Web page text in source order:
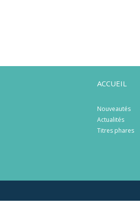
ACCUEIL
Nouveautés
Actualités
Titres phares